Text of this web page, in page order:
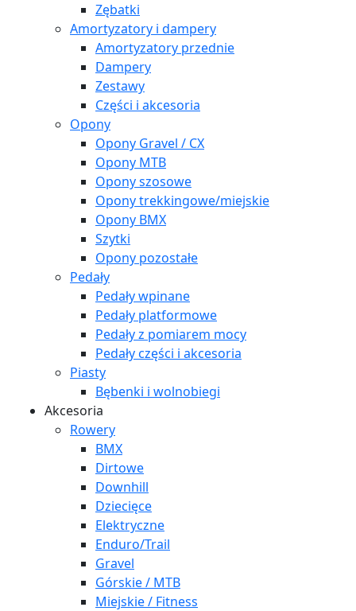
Zębatki
Amortyzatory i dampery
Amortyzatory przednie
Dampery
Zestawy
Części i akcesoria
Opony
Opony Gravel / CX
Opony MTB
Opony szosowe
Opony trekkingowe/miejskie
Opony BMX
Szytki
Opony pozostałe
Pedały
Pedały wpinane
Pedały platformowe
Pedały z pomiarem mocy
Pedały części i akcesoria
Piasty
Bębenki i wolnobiegi
Akcesoria
Rowery
BMX
Dirtowe
Downhill
Dziecięce
Elektryczne
Enduro/Trail
Gravel
Górskie / MTB
Miejskie / Fitness